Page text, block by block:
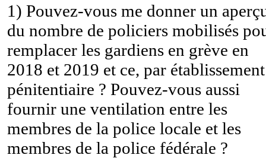
1) Pouvez-vous me donner un
du nombre de policiers mobilisés
remplacer les gardiens en grève en
2018 et 2019 et ce, par établissement
pénitentiaire ? Pouvez-vous aussi
fournir une ventilation entre les
membres de la police locale et les
membres de la police fédérale ?